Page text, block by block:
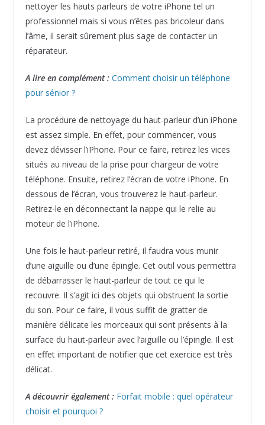
nettoyer les hauts parleurs de votre iPhone tel un
professionnel mais si vous n’êtes pas bricoleur dans
l’âme, il serait sûrement plus sage de contacter un
réparateur.
A lire en complément : Comment choisir un téléphone
pour sénior ?
La procédure de nettoyage du haut-parleur d’un iPhone
est assez simple. En effet, pour commencer, vous
devez dévisser l’iPhone. Pour ce faire, retirez les vices
situés au niveau de la prise pour chargeur de votre
téléphone. Ensuite, retirez l’écran de votre iPhone. En
dessous de l’écran, vous trouverez le haut-parleur.
Retirez-le en déconnectant la nappe qui le relie au
moteur de l’iPhone.
Une fois le haut-parleur retiré, il faudra vous munir
d’une aiguille ou d’une épingle. Cet outil vous permettra
de débarrasser le haut-parleur de tout ce qui le
recouvre. Il s’agit ici des objets qui obstruent la sortie
du son. Pour ce faire, il vous suffit de gratter de
manière délicate les morceaux qui sont présents à la
surface du haut-parleur avec l’aiguille ou l’épingle. Il est
en effet important de notifier que cet exercice est très
délicat.
A découvrir également : Forfait mobile : quel opérateur
choisir et pourquoi ?